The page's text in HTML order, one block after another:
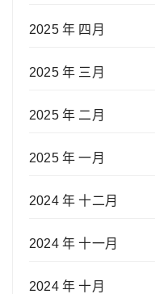
2025 年 四月
2025 年 三月
2025 年 二月
2025 年 一月
2024 年 十二月
2024 年 十一月
2024 年 十月